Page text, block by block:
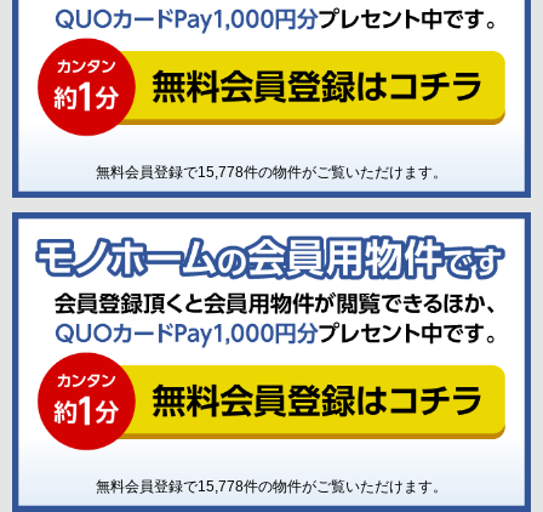
無料会員登録で15,778件の物件がご覧いただけます。
無料会員登録で15,778件の物件がご覧いただけます。